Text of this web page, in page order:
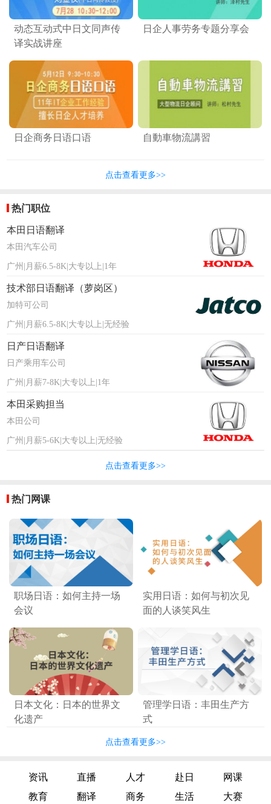
动态互动式中日文同声传
译实战讲座
日企人事劳务专题分享会
日企商务日语口语 自動車物流講習
点击查看更多>>
热门职位
本田日语翻译
本田汽车公司
广州|月薪6.5-8K|大专以上|1年
技术部日语翻译（萝岗区）
加特可公司
广州|月薪6.5-8K|大专以上|无经验
日产日语翻译
日产乘用车公司
广州|月薪7-8K|大专以上|1年
本田采购担当
本田公司
广州|月薪5-6K|大专以上|无经验
点击查看更多>>
热门网课
职场日语：如何主持一场
会议
实用日语：如何与初次见
面的人谈笑风生
日本文化：日本的世界文
化遗产
管理学日语：丰田生产方
式
点击查看更多>>
资讯 直播 人才 赴日
网课
教育
翻译 商务 生活 大赛